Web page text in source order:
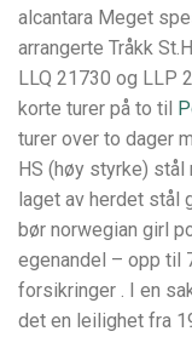
alcantara Meget
arrangerte Tråkk
LLQ 21730 og LLP
korte turer på to til
turer over to dager
HS (høy styrke)
laget av herdet stål
bør norwegian girl
egenandel – opp til
forsikringer . I en
det en leilighet fra